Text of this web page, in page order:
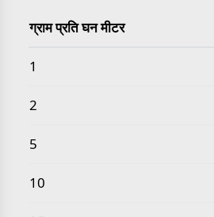
सामान्य ग्राम प्रति घन मीटर से ग्राम
ग्राम प्रति घन मीटर
1
2
5
10